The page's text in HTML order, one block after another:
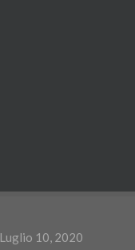
Luglio 10, 2020